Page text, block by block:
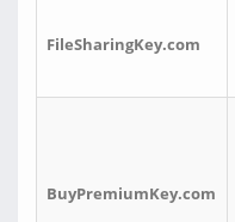
FileSharingKey.com
BuyPremiumKey.com